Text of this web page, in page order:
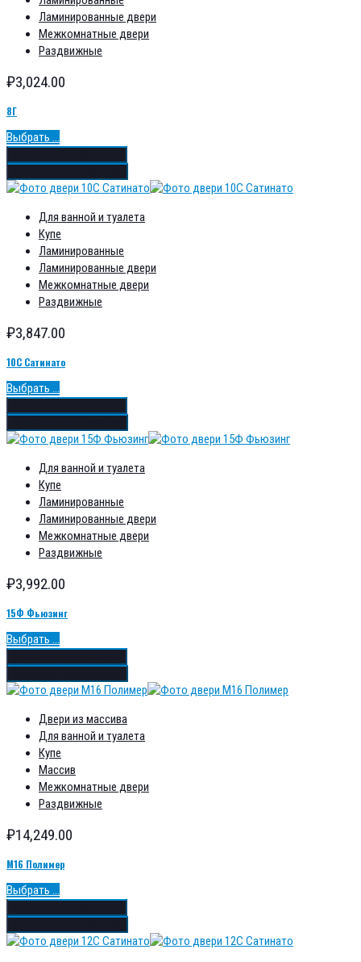
Ламинированные двери
Межкомнатные двери
Раздвижные
₽3,024.00
8Г
Выбрать ...
Для ванной и туалета
Купе
Ламинированные
Ламинированные двери
Межкомнатные двери
Раздвижные
₽3,847.00
10С Сатинато
Выбрать ...
Для ванной и туалета
Купе
Ламинированные
Ламинированные двери
Межкомнатные двери
Раздвижные
₽3,992.00
15Ф Фьюзинг
Выбрать ...
Двери из массива
Для ванной и туалета
Купе
Массив
Межкомнатные двери
Раздвижные
₽14,249.00
М16 Полимер
Выбрать ...